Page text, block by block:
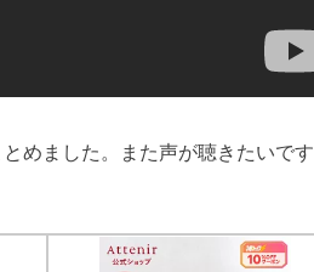
めました。また声が聴きたいです